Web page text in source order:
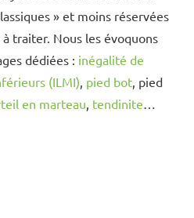
» et moins réservées
traiter. Nous les évoquons
dédiées : inégalité de
(ILMI) pied bot , pied
en marteau tendinite